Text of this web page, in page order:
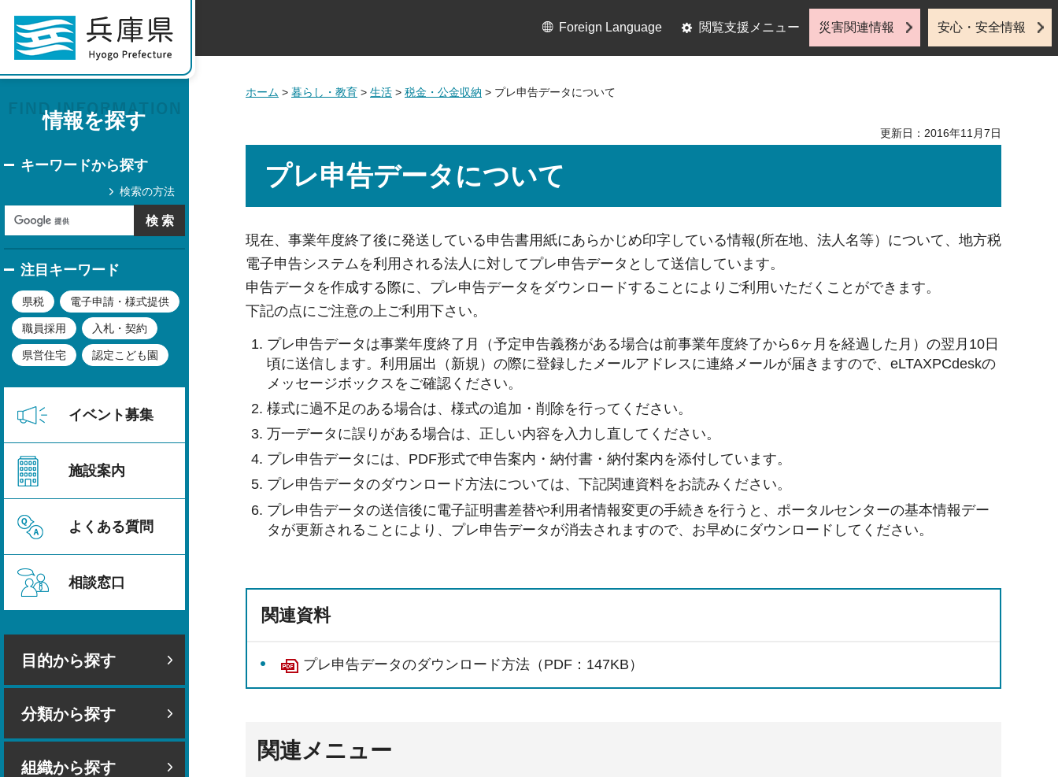
情報を探す
キーワードから探す
検索の方法
注目キーワード
県税 電子申請・様式提供
職員採用 入札・契約
県営住宅 認定こども園
イベント募集
施設案内
よくある質問
相談窓口
目的から探す
分類から探す
組織から探す
Foreign Language 閲覧支援メニュー 災害関連情報 安心・安全情報
ホーム > 暮らし・教育 > 生活 > 税金・公金収納 > プレ申告データについて
更新日：2016年11月7日
プレ申告データについて
現在、事業年度終了後に発送している申告書用紙にあらかじめ印字している情報(所在地、法人名等）について、地方税
電子申告システムを利用される法人に対してプレ申告データとして送信しています。
申告データを作成する際に、プレ申告データをダウンロードすることによりご利用いただくことができます。
下記の点にご注意の上ご利用下さい。
プレ申告データは事業年度終了月（予定申告義務がある場合は前事業年度終了から6ヶ月を経過した月）の翌月10日
頃に送信します。利用届出（新規）の際に登録したメールアドレスに連絡メールが届きますので、eLTAXPCdeskの
メッセージボックスをご確認ください。
様式に過不足のある場合は、様式の追加・削除を行ってください。
万一データに誤りがある場合は、正しい内容を入力し直してください。
プレ申告データには、PDF形式で申告案内・納付書・納付案内を添付しています。
プレ申告データのダウンロード方法については、下記関連資料をお読みください。
プレ申告データの送信後に電子証明書差替や利用者情報変更の手続きを行うと、ポータルセンターの基本情報デー
タが更新されることにより、プレ申告データが消去されますので、お早めにダウンロードしてください。
関連資料
プレ申告データのダウンロード方法（PDF：147KB）
関連メニュー